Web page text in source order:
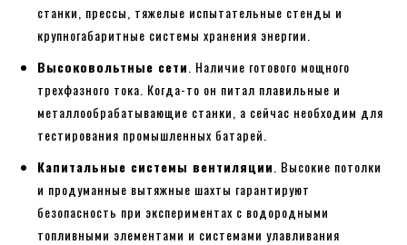
станки, прессы, тяжелые испытательные стенды и
крупногабаритные системы хранения энергии.
Высоковольтные сети . Наличие готового мощного
трехфазного тока. Когда-то он питал плавильные и
металлообрабатывающие станки, а сейчас необходим для
тестирования промышленных батарей.
Капитальные системы вентиляции . Высокие потолки
и продуманные вытяжные шахты гарантируют
безопасность при экспериментах с водородными
топливными элементами и системами улавливания